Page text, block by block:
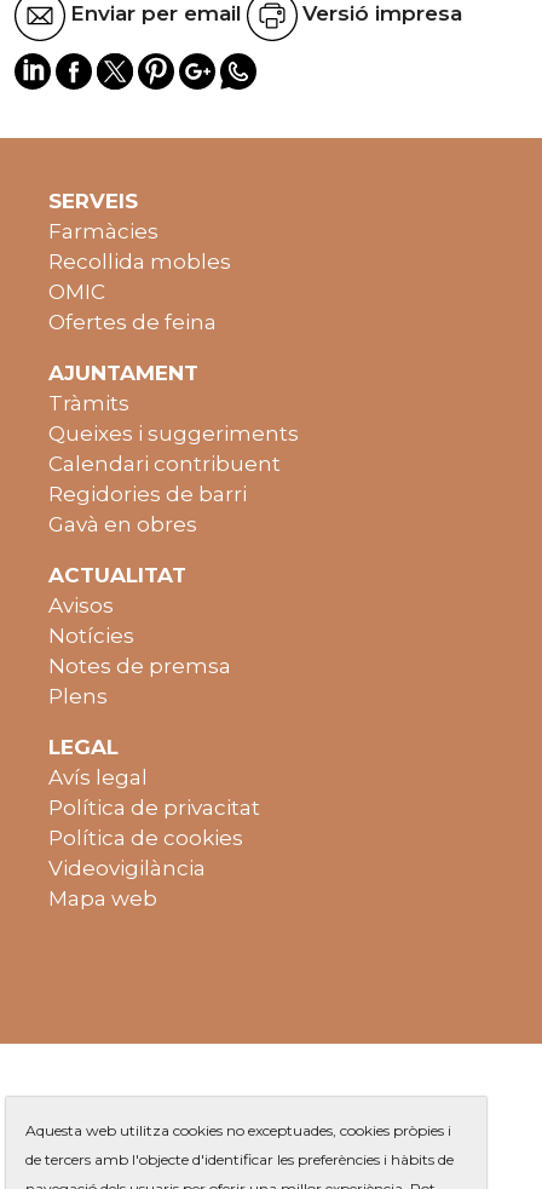
Enviar per email Versió impresa
SERVEIS
Farmàcies
Recollida mobles
OMIC
Ofertes de feina
AJUNTAMENT
Tràmits
Queixes i suggeriments
Calendari contribuent
Regidories de barri
Gavà en obres
ACTUALITAT
Avisos
Notícies
Notes de premsa
Plens
LEGAL
Avís legal
Política de privacitat
Política de cookies
Videovigilància
Mapa web
Aquesta web utilitza cookies no exceptuades, cookies pròpies i
de tercers amb l'objecte d'identificar les preferències i hàbits de